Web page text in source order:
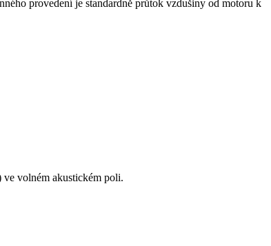
provedení je standardně průtok vzdušiny od motoru k
ve volném akustickém poli.